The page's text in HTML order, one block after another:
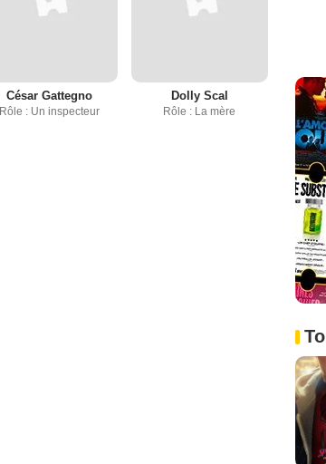
César Gattegno
Rôle : Un inspecteur
Dolly Scal
Rôle : La mère